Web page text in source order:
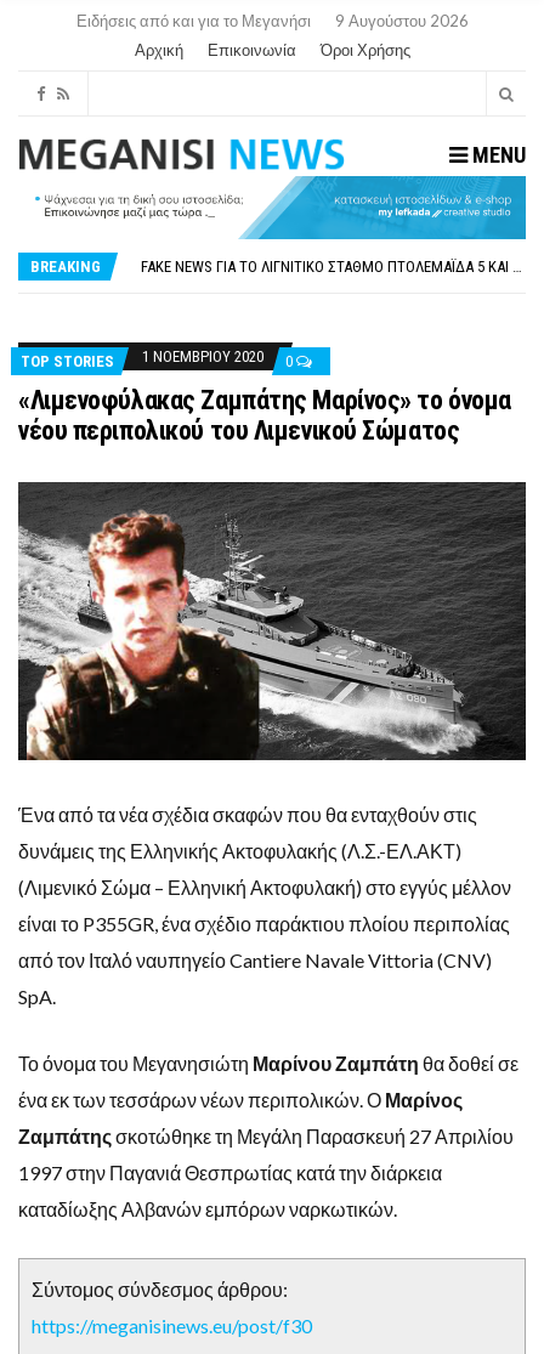
Ειδήσεις από και για το Μεγανήσι
9 Αυγούστου 2026
Αρχική
Επικοινωνία Όροι Χρήσης
MENU
BREAKING
ΟΡΙΣΤΙΚΆ ΧΩΡΊΣ ΑΚΤΟΠΛΟΙΚΗ ΣΎΝΔΕΣΗ ΦΈΤΟΣ ΤΟ ΚΑΛΟΚΑΊΡΙ ΤΑ ΙΌΝΙΑ
TOP STORIES 1 ΝΟΕΜΒΡΊΟΥ 2020 0
«Λιμενοφύλακας Ζαμπάτης Μαρίνος» το όνομα
νέου περιπολικού του Λιμενικού Σώματος
Ένα από τα νέα σχέδια σκαφών που θα ενταχθούν στις
δυνάμεις της Ελληνικής Ακτοφυλακής (Λ.Σ.-ΕΛ.ΑΚΤ)
(Λιμενικό Σώμα – Ελληνική Ακτοφυλακή) στο εγγύς μέλλον
είναι το P355GR, ένα σχέδιο παράκτιου πλοίου περιπολίας
από τον Ιταλό ναυπηγείο Cantiere Navale Vittoria (CNV)
SpA.
Το όνομα του Μεγανησιώτη Μαρίνου Ζαμπάτη θα δοθεί σε
ένα εκ των τεσσάρων νέων περιπολικών. Ο Μαρίνος
Ζαμπάτηςσκοτώθηκε τη Μεγάλη Παρασκευή 27 Απριλίου
1997 στην Παγανιά Θεσπρωτίας κατά την διάρκεια
καταδίωξης Αλβανών εμπόρων ναρκωτικών.
Σύντομος σύνδεσμος άρθρου:
https://meganisinews.eu/post/f30